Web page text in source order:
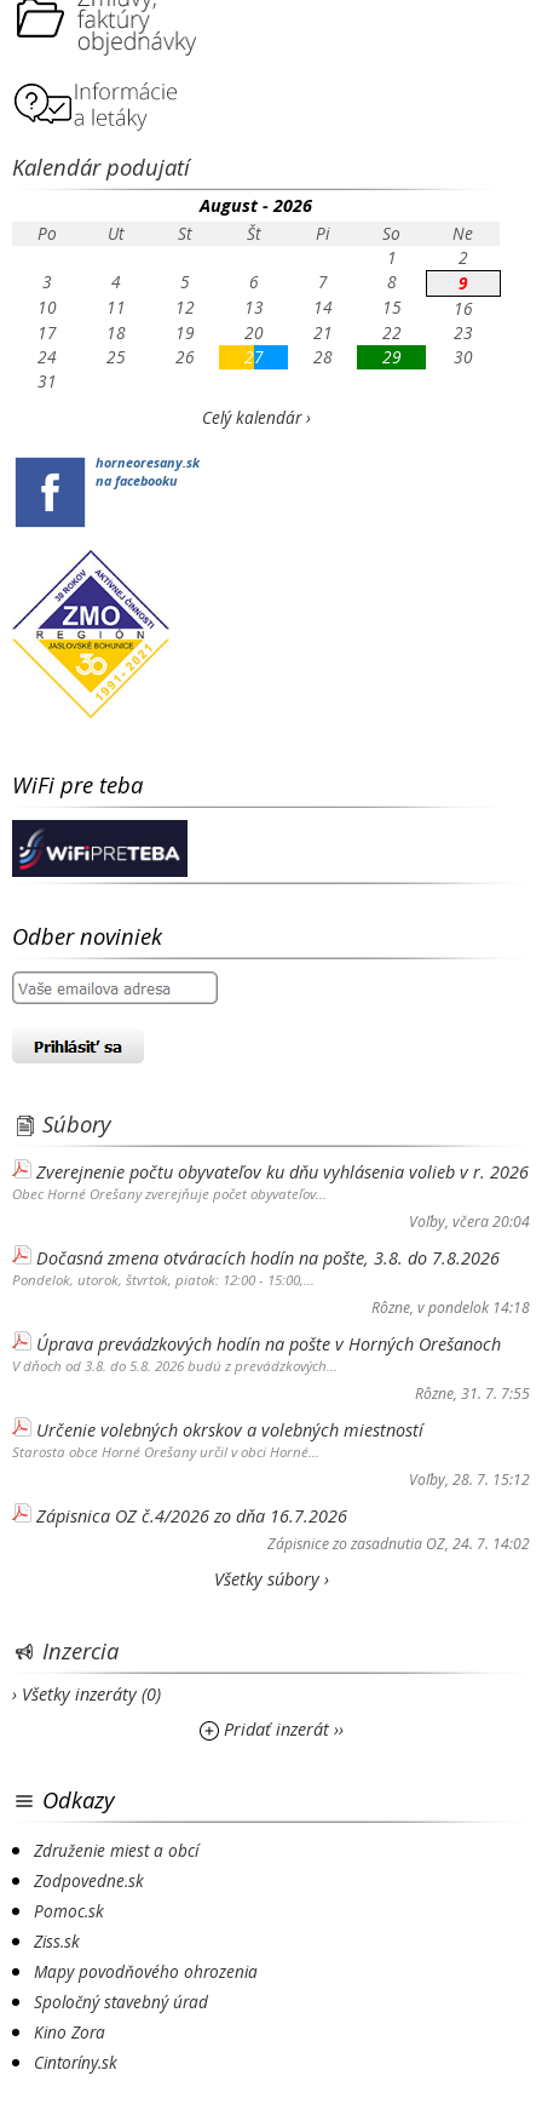
Kalendár podujatí
August - 2026
Po
Ut St Št Pi So
Ne
1
2
3
4 5 6 7 8
9
10
11 12 13 14 15
16
17
18 19 20 21 22
23
24
25 26 27 28 29
30
31
Celý kalendár ›
horneoresany.sk
na facebooku
WiFi pre teba
Odber noviniek
Súbory
Zverejnenie počtu obyvateľov ku dňu vyhlásenia volieb v r. 2026
Obec Horné Orešany zverejňuje počet obyvateľov...
Voľby, včera 20:04
Dočasná zmena otváracích hodín na pošte, 3.8. do 7.8.2026
Pondelok, utorok, štvrtok, piatok: 12:00 - 15:00,...
Rôzne, v pondelok 14:18
Úprava prevádzkových hodín na pošte v Horných Orešanoch
V dňoch od 3.8. do 5.8. 2026 budú z prevádzkových...
Rôzne, 31. 7. 7:55
Určenie volebných okrskov a volebných miestností
Starosta obce Horné Orešany určil v obci Horné...
Voľby, 28. 7. 15:12
Zápisnica OZ č.4/2026 zo dňa 16.7.2026
Zápisnice zo zasadnutia OZ, 24. 7. 14:02
Všetky súbory ›
Inzercia
› Všetky inzeráty (0)
Pridať inzerát ››
Odkazy
Združenie miest a obcí
Zodpovedne.sk
Pomoc.sk
Ziss.sk
Mapy povodňového ohrozenia
Spoločný stavebný úrad
Kino Zora
Cintoríny.sk